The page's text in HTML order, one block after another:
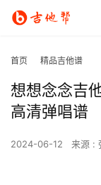
首页 精品吉他谱
想想念念吉
高清弹唱谱
2024-06-12 来源 :